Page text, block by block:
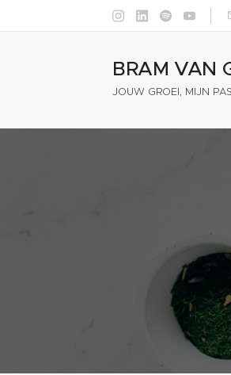
BRAM VAN
JOUW GROEI, MIJN